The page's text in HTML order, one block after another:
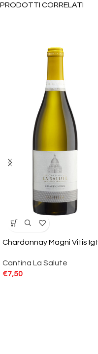
PRODOTTI CORRELATI
Chardonnay Magni Vitis Igt
Cantina La Salute
€7,50